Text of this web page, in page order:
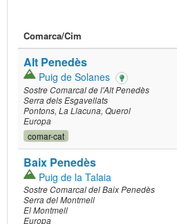
Comarca/Cim
Alt Penedès
Puig de Solanes
Sostre Comarcal de l'Alt Penedès
Serra dels Esgavellats
Pontons La Llacuna Querol
Europa
comar-cat
Baix Penedès
Puig de la Talaia
Sostre Comarcal del Baix Penedès
Serra del Montmell
El Montmell
Europa